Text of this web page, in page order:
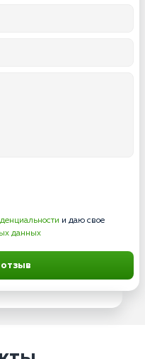
и даю свое
данных